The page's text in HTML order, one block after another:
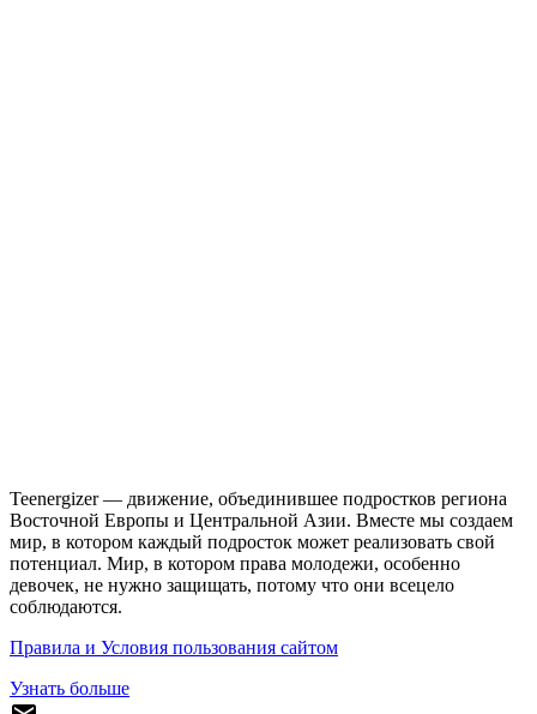
Teenergizer — движение, объединившее подростков региона
Восточной Европы и Центральной Азии. Вместе мы создаем
мир, в котором каждый подросток может реализовать свой
потенциал. Мир, в котором права молодежи, особенно
девочек, не нужно защищать, потому что они всецело
соблюдаются.
Правила и Условия пользования сайтом
Узнать больше